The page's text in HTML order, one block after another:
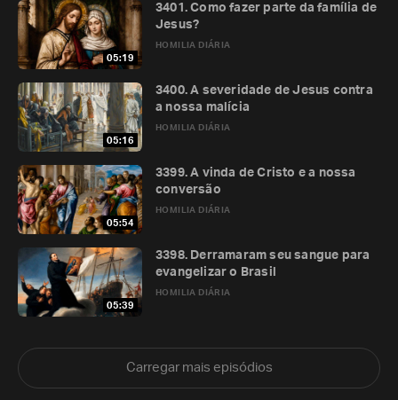
05:19
HOMILIA DIÁRIA
3401. Como fazer parte da família de
Jesus?
05:16
HOMILIA DIÁRIA
3400. A severidade de Jesus contra
a nossa malícia
05:54
HOMILIA DIÁRIA
3399. A vinda de Cristo e a nossa
conversão
05:39
HOMILIA DIÁRIA
3398. Derramaram seu sangue para
evangelizar o Brasil
Carregar mais episódios